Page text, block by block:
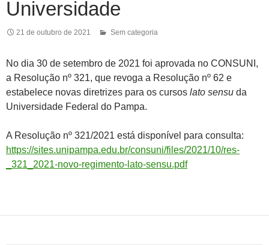
Universidade
21 de outubro de 2021 Sem categoria
No dia 30 de setembro de 2021 foi aprovada no CONSUNI,
a Resolução nº 321, que revoga a Resolução nº 62 e
estabelece novas diretrizes para os cursos lato sensu da
Universidade Federal do Pampa.
A Resolução nº 321/2021 está disponível para consulta:
https://sites.unipampa.edu.br/consuni/files/2021/10/res-
_321_2021-novo-regimento-lato-sensu.pdf